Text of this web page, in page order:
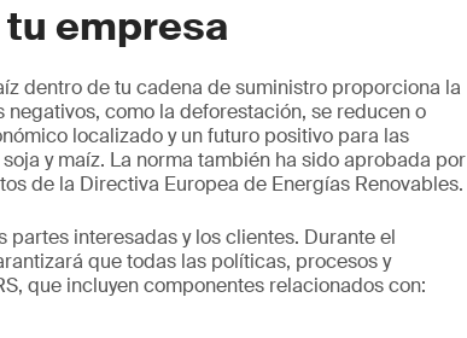
tu empresa
dentro de tu cadena de suministro proporciona la
como la deforestación, se reducen o
localizado y un futuro positivo para las
y maíz. La norma también ha sido aprobada por
de la Directiva Europea de Energías Renovables.
interesadas y los clientes. Durante el
que todas las políticas, procesos y
que incluyen componentes relacionados con: